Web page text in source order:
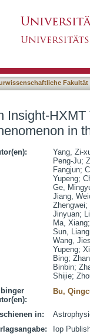
Fakultät
Insight-
in
Yang, Zi-
Peng-Ju;
Fangjun;
Yupeng;
Ge,
Jiang,
Zhengwei;
Jinyuan;
Ma, Xiang
Sun, Liang
Wang,
Yupeng;
Bing;
Binbin;
Shijie;
Bu,
in:
Iop